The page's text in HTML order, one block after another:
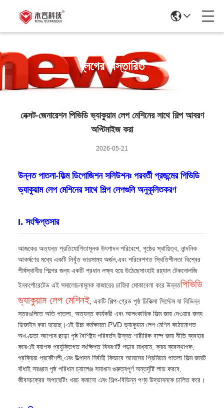
ব্লগের বিস্তারিত
নেক্সট-জেনারেশন পিভিডি ভ্যাকুয়াম লেপ মেশিনের সাথে শিল্প আবরণ
অপ্টিমাইজ করা
2026-05-21
উন্নত পাতলা-ফিল্ম ডিপোজিশন সলিউশনঃ পরবর্তী প্রজন্মের পিভিডি
ভ্যাকুয়াম লেপ মেশিনের সাথে শিল্প লেপগুলি অনুকূলিতকরণ
I. সংক্ষিপ্তসার
আজকের অত্যন্ত প্রতিযোগিতামূলক উৎপাদন পরিবেশে, পৃষ্ঠের স্থায়িত্ব, নান্দনিক
আকর্ষণের মধ্যে একটি নিখুঁত ভারসাম্য অর্জন,এবং পরিবেশগত স্থিতিশীলতা বিশ্বের
শীর্ষস্থানীয় শিল্পের জন্য একটি প্রধান লক্ষ্য হয়ে উঠেছেসাংহাই রয়্যাল টেকনোলজি
ইনকর্পোরেটেড এই সমালোচনামূলক বাজারের চাহিদা মোকাবেলা করে উন্নতপিভিডি
ভ্যাকুয়াম লেপ মেশিনই, একটি শিল্প-গ্রেড পৃষ্ঠ চিকিত্সা সিস্টেম যা বিভিন্ন
স্তরগুলিতে অতি পাতলা, অত্যন্ত কার্যকরী এবং আলংকারিক ফিল্ম জমা দেওয়ার জন্য
ডিজাইন করা হয়েছে।এই উচ্চ কর্মক্ষমতা PVD ভ্যাকুয়াম লেপ মেশিন কাঠামোগত
অখণ্ডতা আপোষ ছাড়া পৃষ্ঠ বৈশিষ্ট্য পরিবর্তন উন্নত শারীরিক বাষ্প জমা নীতি ব্যবহার
করেএই ব্যাপক প্রযুক্তিগত সংক্ষিপ্ত বিবরণটি পড়ার মাধ্যমে, ক্রয় ব্যবস্থাপক,
প্রক্রিয়া প্রকৌশলী,এবং উত্পাদন নির্বাহী কিভাবে আমাদের প্রিমিয়াম পাতলা ফিল্ম জমাট
বাঁধাই সরঞ্জাম পৃষ্ঠ পরিধান চ্যালেঞ্জ সমাধান গুরুত্বপূর্ণ অন্তর্দৃষ্টি লাভ করবে,
জীবনচক্রের অপারেটিং খরচ কমানো এবং শিল্প-বিভিন্ন পণ্য উদ্ভাবনকে চালিত করে।